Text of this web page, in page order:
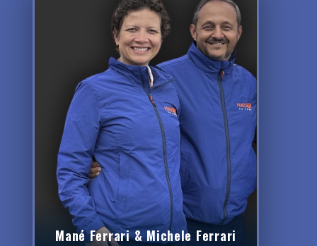
Mané Ferrari & Michele Ferrari